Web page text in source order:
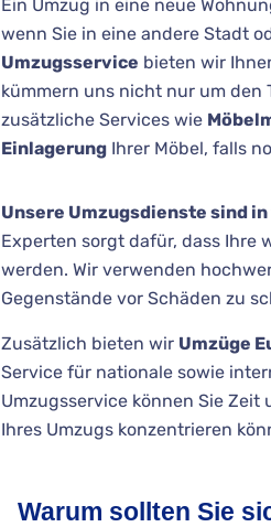
Ein Umzug in eine neue
wenn Sie in eine andere Stadt
Umzugsservice bieten wir
kümmern uns nicht nur um den
zusätzliche Services wie
Einlagerung Ihrer Möbel, falls
Unsere Umzugsdienste sind
Experten sorgt dafür, dass Ihre
werden. Wir verwenden
Gegenstände vor Schäden zu
Zusätzlich bieten wir Umzüge
Service für nationale sowie
Umzugsservice können Sie
Ihres Umzugs konzentrieren
Warum sollten Sie